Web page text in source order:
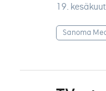
19.
Sanoma